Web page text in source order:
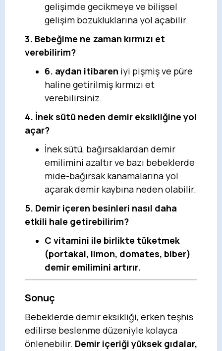
gelişimde gecikmeye ve bilişsel
gelişim bozukluklarına yol açabilir.
3. Bebeğime ne zaman kırmızı et
verebilirim?
6. aydan itibaren iyi pişmiş ve püre
haline getirilmiş kırmızı et
verebilirsiniz.
4. İnek sütü neden demir eksikliğine yol
açar?
İnek sütü, bağırsaklardan demir
emilimini azaltır ve bazı bebeklerde
mide-bağırsak kanamalarına yol
açarak demir kaybına neden olabilir.
5. Demir içeren besinleri nasıl daha
etkili hale getirebilirim?
C vitamini ile birlikte tüketmek
(portakal, limon, domates, biber)
demir emilimini artırır.
Sonuç
Bebeklerde demir eksikliği, erken teşhis
edilirse beslenme düzeniyle kolayca
önlenebilir. Demir içeriği yüksek gıdalar,